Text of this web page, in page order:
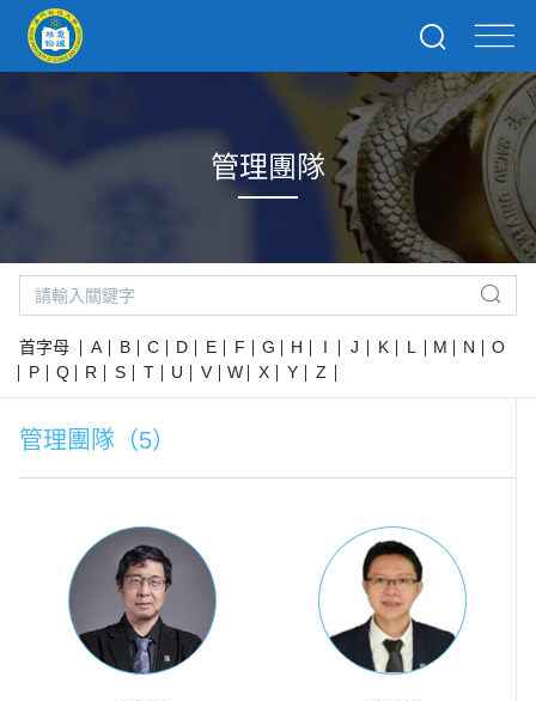
管理團隊
首字母 A B C D E F G H I J K L M N
O
P
Q R S T U V W X Y Z
管理團隊（5）